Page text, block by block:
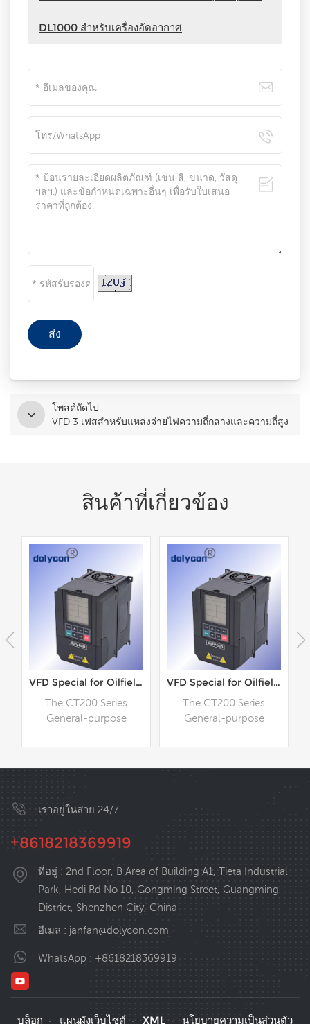
DL1000 สำหรับเครื่องอัดอากาศ
โพสต์ถัดไป
VFD 3 เฟสสำหรับแหล่งจ่ายไฟความถี่กลางและความถี่สูง
สินค้าที่เกี่ยวข้อง
VFD Special for Oilfield Equipment (CT200 Series)
The CT200 Series
General-purpose
generation of high-
vector inverter
independently
developed by our
company. Adopting the
internationally
sensorless vector
control technology and
taking DSP chips as the
product ensures high
reliability and
adaptability to various
environments, featuring
powerful functions and
flexible operation. It is
ดูเพิ่มเติม
VFD Special for Oilfield Equipment (CT200 Series)
The CT200 Series
General-purpose
generation of high-
vector inverter
developed by our
company. Adopting the
internationally
advanced speed
sensorless vector
control technology and
taking DSP chips as the
control core, this
product ensures high
reliability and
adaptability to various
environments, featuring
powerful functions and
flexible operation. It is
เราอยู่ในสาย 24/7 :
+8618218369919
ที่อยู่ : 2nd Floor, B Area of Building A1, Tieta Industrial
Park, Hedi Rd No 10, Gongming Street, Guangming
District, Shenzhen City, China
อีเมล : janfan@dolycon.com
WhatsApp : +8618218369919
บล็อก · แผนผังเว็บไซต์ · XML · นโยบายความเป็นส่วนตัว